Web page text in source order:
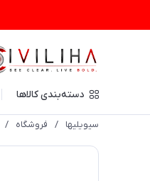
دسته‌بندی کالاها
سیویلیها / فروشگاه /